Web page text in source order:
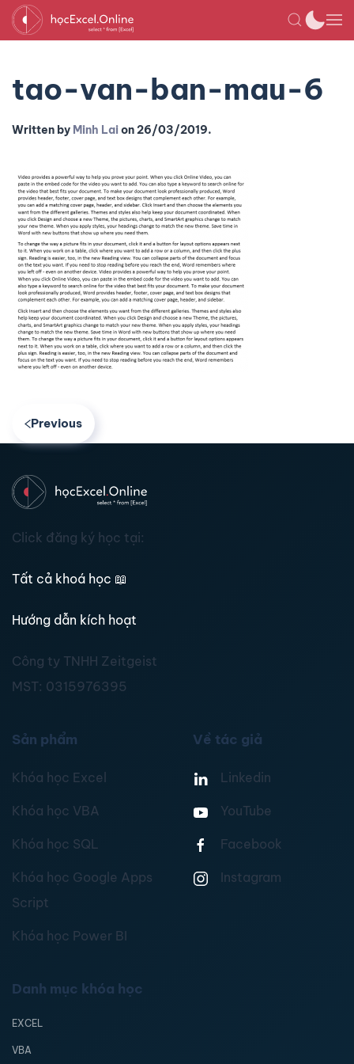
tao-van-ban-mau-6
Written by Minh Laion26/03/2019.
Previous
Click đăng ký học tại:
Tất cả khoá học 📖
Hướng dẫn kích hoạt
Công ty TNHH Zeitgeist
MST: 0315976395
Sản phẩm
Khóa học Excel
Khóa học VBA
Khóa học SQL
Khóa học Google Apps
Script
Khóa học Power BI
Về tác giả
Linkedin
YouTube
Facebook
Instagram
Danh mục khóa học
EXCEL
VBA